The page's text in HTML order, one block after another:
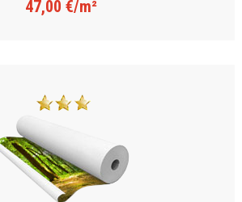
47,00 €/m²